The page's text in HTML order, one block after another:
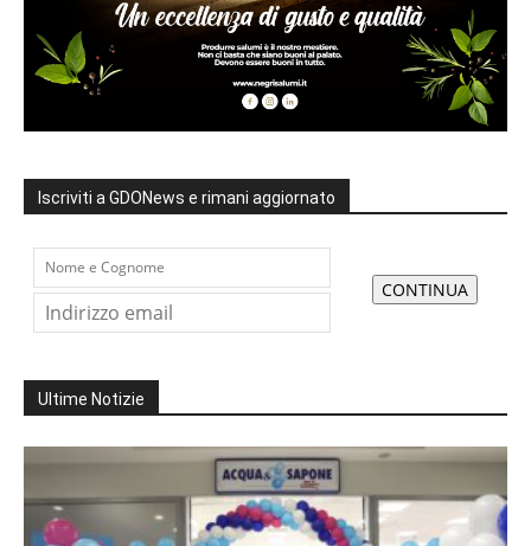
Iscriviti a GDONews e rimani aggiornato
Ultime Notizie